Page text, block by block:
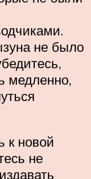
не было
медленно,
к новой
не